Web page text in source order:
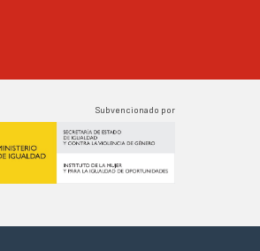
Subvencionado por